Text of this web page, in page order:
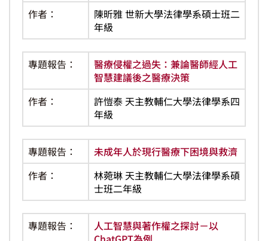
作者：
陳昕雅 世新大學法律學系碩士班二
年級
專題報告：
醫療侵權之過失：兼論醫師經人工
智慧建議後之醫療決策
作者：
許愷泰 天主教輔仁大學法律學系四
年級
專題報告：
未成年人於現行醫療下困境與救濟
作者：
林菀琳 天主教輔仁大學法律學系碩
士班二年級
專題報告：
人工智慧與著作權之探討－以